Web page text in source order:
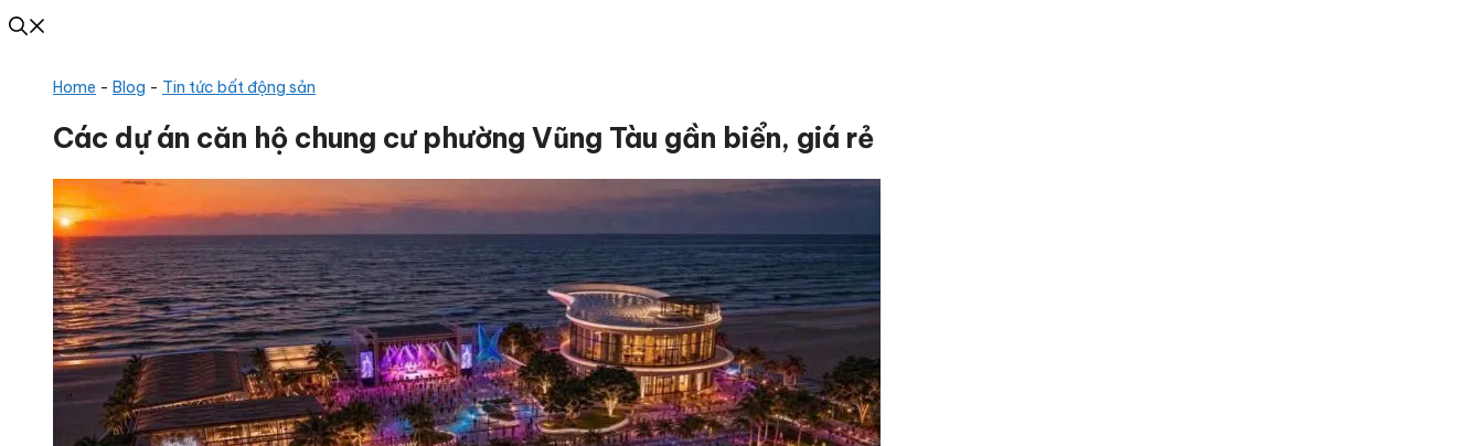
Home - Blog - Tin tức bất động sản
Các dự án căn hộ chung cư phường Vũng Tàu gần biển, giá rẻ